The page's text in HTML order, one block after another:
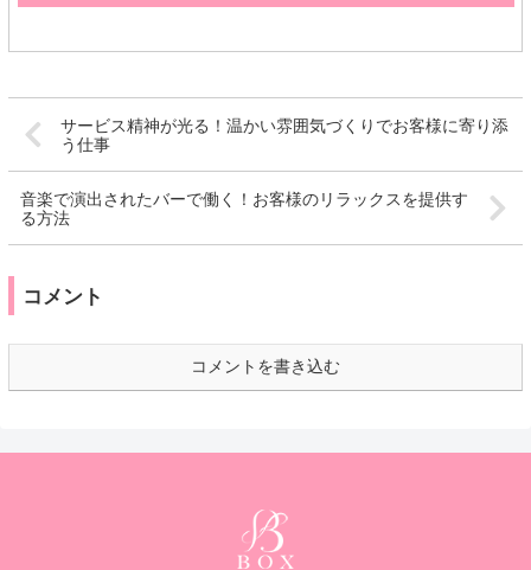
サービス精神が光る！温かい雰囲気づくりでお客様に寄り添
う仕事
音楽で演出されたバーで働く！お客様のリラックスを提供す
る方法
コメント
コメントを書き込む